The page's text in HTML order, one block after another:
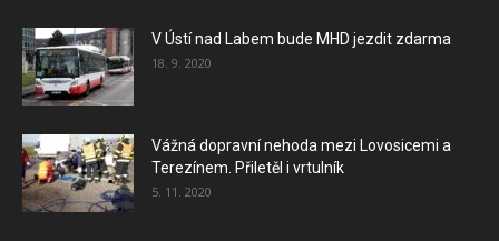
V Ústí nad Labem bude MHD jezdit zdarma
18. 9. 2020
Vážná dopravní nehoda mezi Lovosicemi a
Terezínem. Přiletěl i vrtulník
5. 11. 2020